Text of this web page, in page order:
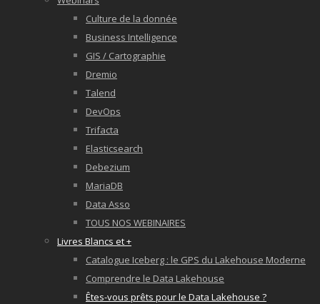
Culture de la donnée
Business Intelligence
GIS / Cartographie
Dremio
Talend
DevOps
Trifacta
Elasticsearch
Debezium
MariaDB
Data Asso
TOUS NOS WEBINAIRES
Livres Blancs et +
Catalogue Iceberg : le GPS du Lakehouse Moderne
Comprendre le Data Lakehouse
Êtes-vous prêts pour le Data Lakehouse ?